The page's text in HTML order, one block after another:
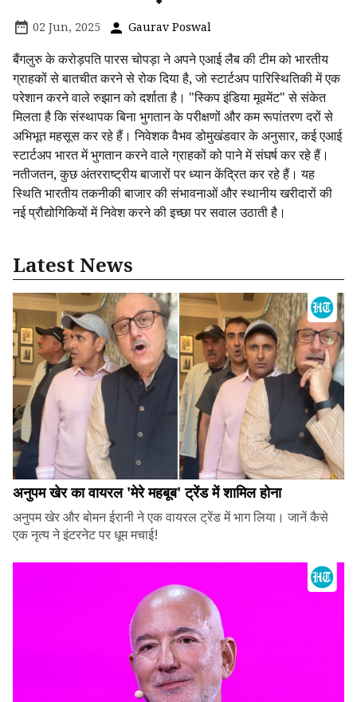
02 Jun, 2025 Gaurav Poswal
बैंगलुरु के करोड़पति पारस चोपड़ा ने अपने एआई लैब की टीम को भारतीय
ग्राहकों से बातचीत करने से रोक दिया है, जो स्टार्टअप पारिस्थितिकी में एक
परेशान करने वाले रुझान को दर्शाता है। "स्किप इंडिया मूवमेंट" से संकेत
मिलता है कि संस्थापक बिना भुगतान के परीक्षणों और कम रूपांतरण दरों से
अभिभूत महसूस कर रहे हैं। निवेशक वैभव डोमुखंडवार के अनुसार, कई एआई
स्टार्टअप भारत में भुगतान करने वाले ग्राहकों को पाने में संघर्ष कर रहे हैं।
नतीजतन, कुछ अंतरराष्ट्रीय बाजारों पर ध्यान केंद्रित कर रहे हैं। यह
स्थिति भारतीय तकनीकी बाजार की संभावनाओं और स्थानीय खरीदारों की
नई प्रौद्योगिकियों में निवेश करने की इच्छा पर सवाल उठाती है।
Latest News
अनुपम खेर का वायरल 'मेरे महबूब' ट्रेंड में शामिल होना
अनुपम खेर और बोमन ईरानी ने एक वायरल ट्रेंड में भाग लिया। जानें कैसे
एक नृत्य ने इंटरनेट पर धूम मचाई!